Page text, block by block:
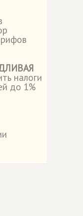
налоги
до 1%